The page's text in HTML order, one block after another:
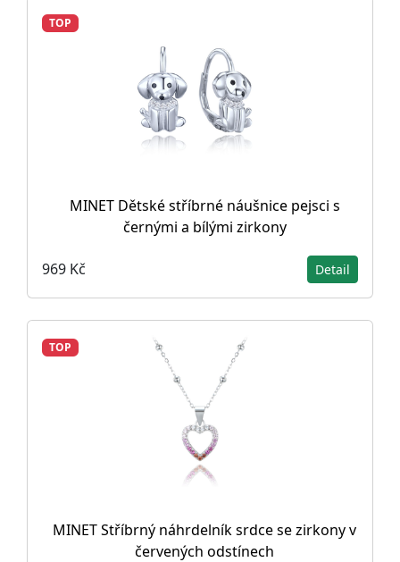
TOP
MINET Dětské stříbrné náušnice pejsci s
černými a bílými zirkony
969 Kč Detail
TOP
MINET Stříbrný náhrdelník srdce se zirkony v
červených odstínech